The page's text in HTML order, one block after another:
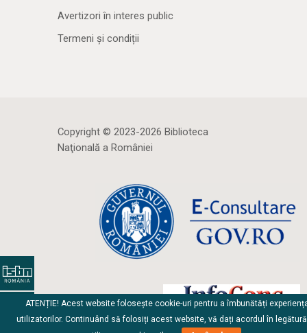
Avertizori în interes public
Termeni și condiții
Copyright © 2023-2026 Biblioteca
Naţională a României
ATENȚIE! Acest website folosește cookie-uri pentru a îmbunătăți
utilizatorilor. Continuând să folosiți acest website, vă dați acordul în